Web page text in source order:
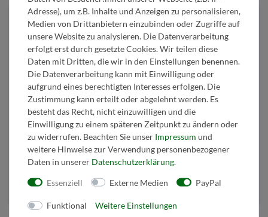
Pod Jasminem
48,90 € *
Details anzeigen
Adresse), um z.B. Inhalte und Anzeigen zu personalisieren,
Medien von Drittanbietern einzubinden oder Zugriffe auf
unsere Website zu analysieren. Die Datenverarbeitung
erfolgt erst durch gesetzte Cookies. Wir teilen diese
Daten mit Dritten, die wir in den Einstellungen benennen.
Die Datenverarbeitung kann mit Einwilligung oder
aufgrund eines berechtigten Interesses erfolgen. Die
Zustimmung kann erteilt oder abgelehnt werden. Es
besteht das Recht, nicht einzuwilligen und die
Einwilligung zu einem späteren Zeitpunkt zu ändern oder
zu widerrufen. Beachten Sie unser Impressum und
weitere Hinweise zur Verwendung personenbezogener
Daten in unserer Daten­schutz­erklärung
Essenziell Externe Medien PayPal
Funktional Weitere Einstellungen